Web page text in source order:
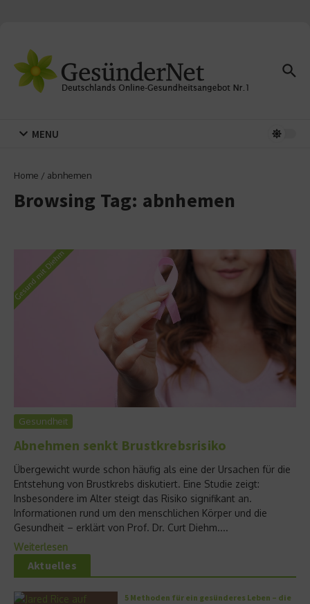
MENU
Home / abnhemen
Browsing Tag: abnhemen
Gesundheit
Abnehmen senkt Brustkrebsrisiko
Übergewicht wurde schon häufig als eine der Ursachen für die
Entstehung von Brustkrebs diskutiert. Eine Studie zeigt:
Insbesondere im Alter steigt das Risiko signifikant an.
Informationen rund um den menschlichen Körper und die
Gesundheit – erklärt von Prof. Dr. Curt Diehm....
Weiterlesen
Aktuelles
5 Methoden für ein gesünderes Leben – die